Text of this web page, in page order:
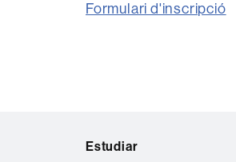
Formulari d'inscripció
Estudiar